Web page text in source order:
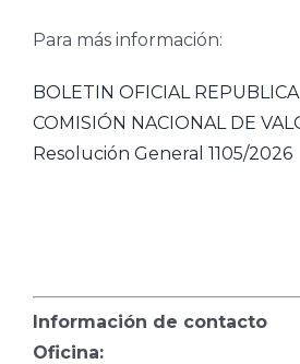
Para más información:
BOLETIN OFICIAL
COMISIÓN NACIONAL DE
Resolución General 1105/2026
Información de contacto
Oficina: